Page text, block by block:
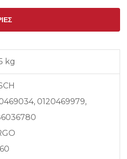
kg
0120469979,